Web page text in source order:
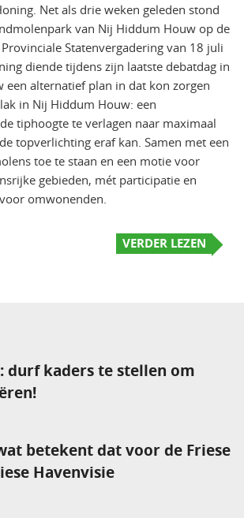
Net als drie weken geleden stond
van Nij Hiddum Houw op de
Statenvergadering van 18 juli
diende tijdens zijn laatste debatdag in
een alternatief plan in dat kon zorgen
in Nij Hiddum Houw: een
tiphoogte te verlagen naar maximaal
topverlichting eraf kan. Samen met een
toe te staan en een motie voor
gebieden, mét participatie en
omwonenden.
VERDER LEZEN
durf kaders te stellen om
betekent dat voor de Friese
Havenvisie